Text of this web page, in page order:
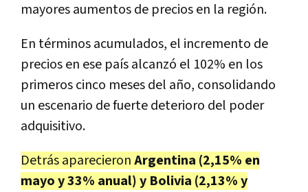
mayores aumentos de precios en la región.
En términos acumulados, el incremento de
precios en ese país alcanzó el 102% en los
primeros cinco meses del año, consolidando
un escenario de fuerte deterioro del poder
adquisitivo.
Detrás aparecieronArgentina (2,15% en
mayo y 33% anual) y Bolivia (2,13%y